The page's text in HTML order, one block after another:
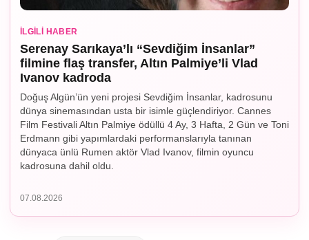
İLGILI HABER
Serenay Sarıkaya’lı “Sevdiğim İnsanlar”
filmine flaş transfer, Altın Palmiye’li Vlad
Ivanov kadroda
Doğuş Algün’ün yeni projesi Sevdiğim İnsanlar, kadrosunu
dünya sinemasından usta bir isimle güçlendiriyor. Cannes
Film Festivali Altın Palmiye ödüllü 4 Ay, 3 Hafta, 2 Gün ve Toni
Erdmann gibi yapımlardaki performanslarıyla tanınan
dünyaca ünlü Rumen aktör Vlad Ivanov, filmin oyuncu
kadrosuna dahil oldu.
07.08.2026